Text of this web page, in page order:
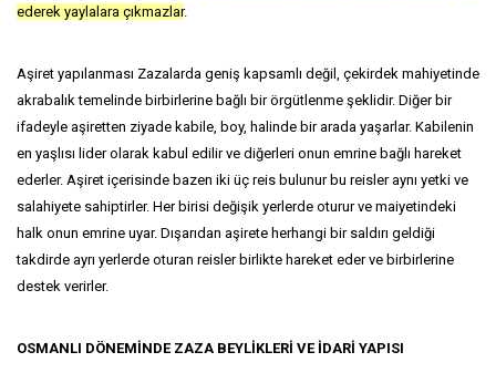
ederek yaylalara çıkmazlar.
Aşiret yapılanması Zazalarda geniş kapsamlı değil, çekirdek mahiyetinde
akrabalık temelinde birbirlerine bağlı bir örgütlenme şeklidir. Diğer bir
ifadeyle aşiretten ziyade kabile, boy, halinde bir arada yaşarlar. Kabilenin
en yaşlısı lider olarak kabul edilir ve diğerleri onun emrine bağlı hareket
ederler. Aşiret içerisinde bazen iki üç reis bulunur bu reisler aynı yetki ve
salahiyete sahiptirler. Her birisi değişik yerlerde oturur ve maiyetindeki
halk onun emrine uyar. Dışarıdan aşirete herhangi bir saldırı geldiği
takdirde ayrı yerlerde oturan reisler birlikte hareket eder ve birbirlerine
destek verirler.
OSMANLI DÖNEMİNDE ZAZA BEYLİKLERİ VE İDARİ YAPISI